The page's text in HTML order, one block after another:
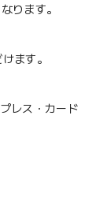
ります。
ます。
レス・カード